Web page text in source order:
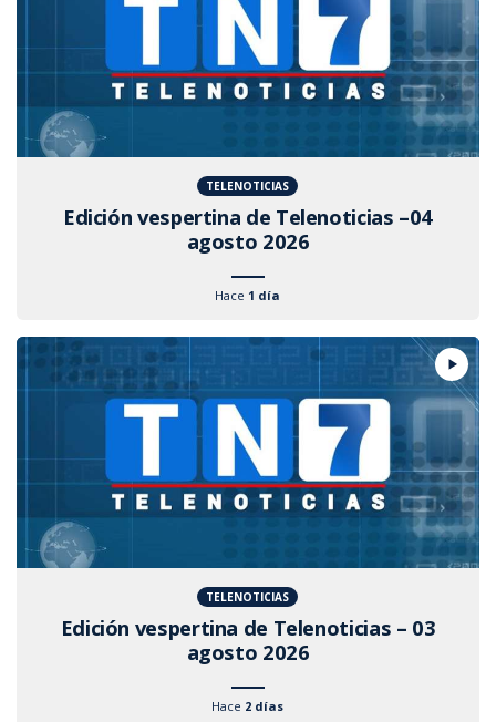
TELENOTICIAS
Edición vespertina de Telenoticias –04
agosto 2026
Hace 1 día
TELENOTICIAS
Edición vespertina de Telenoticias – 03
agosto 2026
Hace 2 días